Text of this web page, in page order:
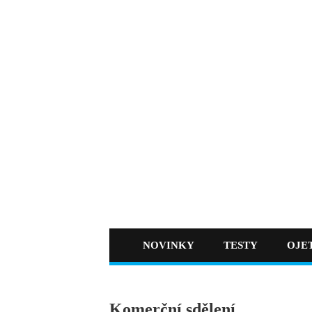
NOVINKY TESTY